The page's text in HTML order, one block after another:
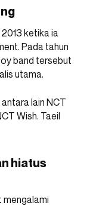
ketika ia
Pada tahun
band tersebut
utama.
lain NCT
Wish. Taeil
hiatus